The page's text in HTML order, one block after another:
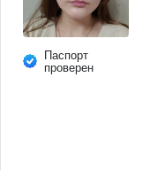
Паспорт
проверен